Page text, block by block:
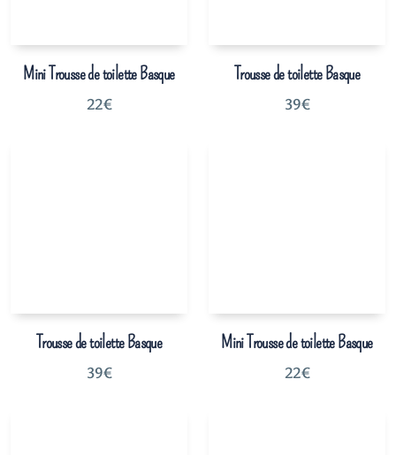
Mini Trousse de toilette Basque
22€
Trousse de toilette Basque
39€
Trousse de toilette Basque
39€
Mini Trousse de toilette Basque
22€